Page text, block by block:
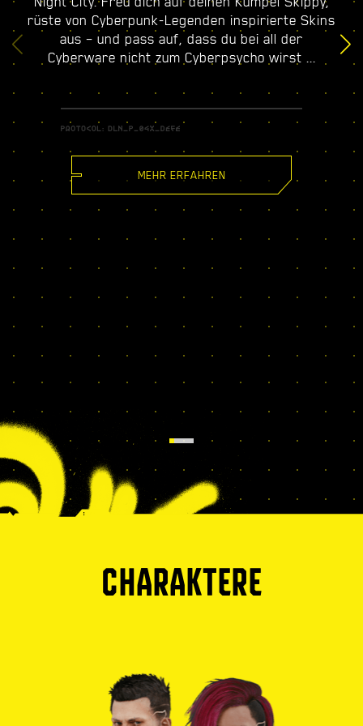
rüste von Cyberpunk-Legenden inspirierte Skins
aus – und pass auf, dass du bei all der
Cyberware nicht zum Cyberpsycho wirst ...
MEHR ERFAHREN
CHARAKTERE